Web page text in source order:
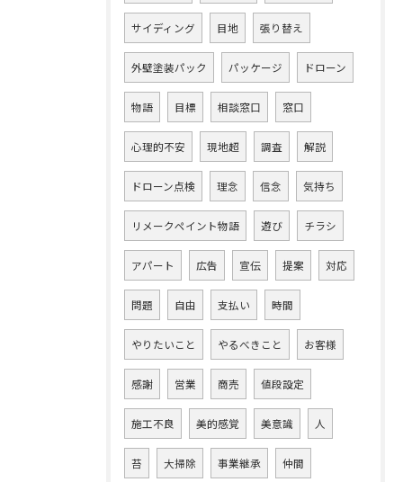
サイディング 目地 張り替え
外壁塗装パック パッケージ ドローン
物語 目標 相談窓口 窓口
心理的不安 現地超 調査 解説
ドローン点検 理念 信念 気持ち
リメークペイント物語 遊び チラシ
アパート 広告 宣伝 提案 対応
問題 自由 支払い 時間
やりたいこと やるべきこと お客様
感謝 営業 商売 値段設定
施工不良 美的感覚 美意識 人
苔 大掃除 事業継承 仲間